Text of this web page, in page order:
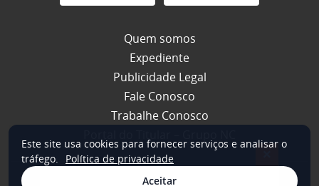
Quem somos
Expediente
Publicidade Legal
Fale Conosco
Trabalhe Conosco
Este site usa cookies para fornecer serviços e analisar o
tráfego.
Política de privacidade
Aceitar